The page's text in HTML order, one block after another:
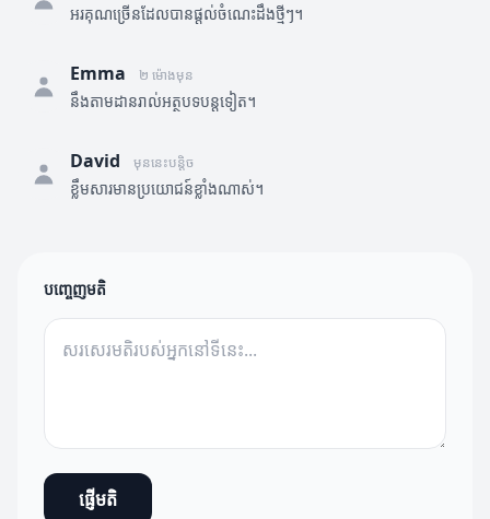
អរគុណច្រើនដែលបានផ្តល់ចំណេះដឹងថ្មីៗ។
Emma ២ ម៉ោងមុន
នឹងតាមដានរាល់អត្ថបទបន្តទៀត។
David មុននេះបន្តិច
ខ្លឹមសារមានប្រយោជន៍ខ្លាំងណាស់។
បញ្ចេញមតិ
ផ្ញើមតិ